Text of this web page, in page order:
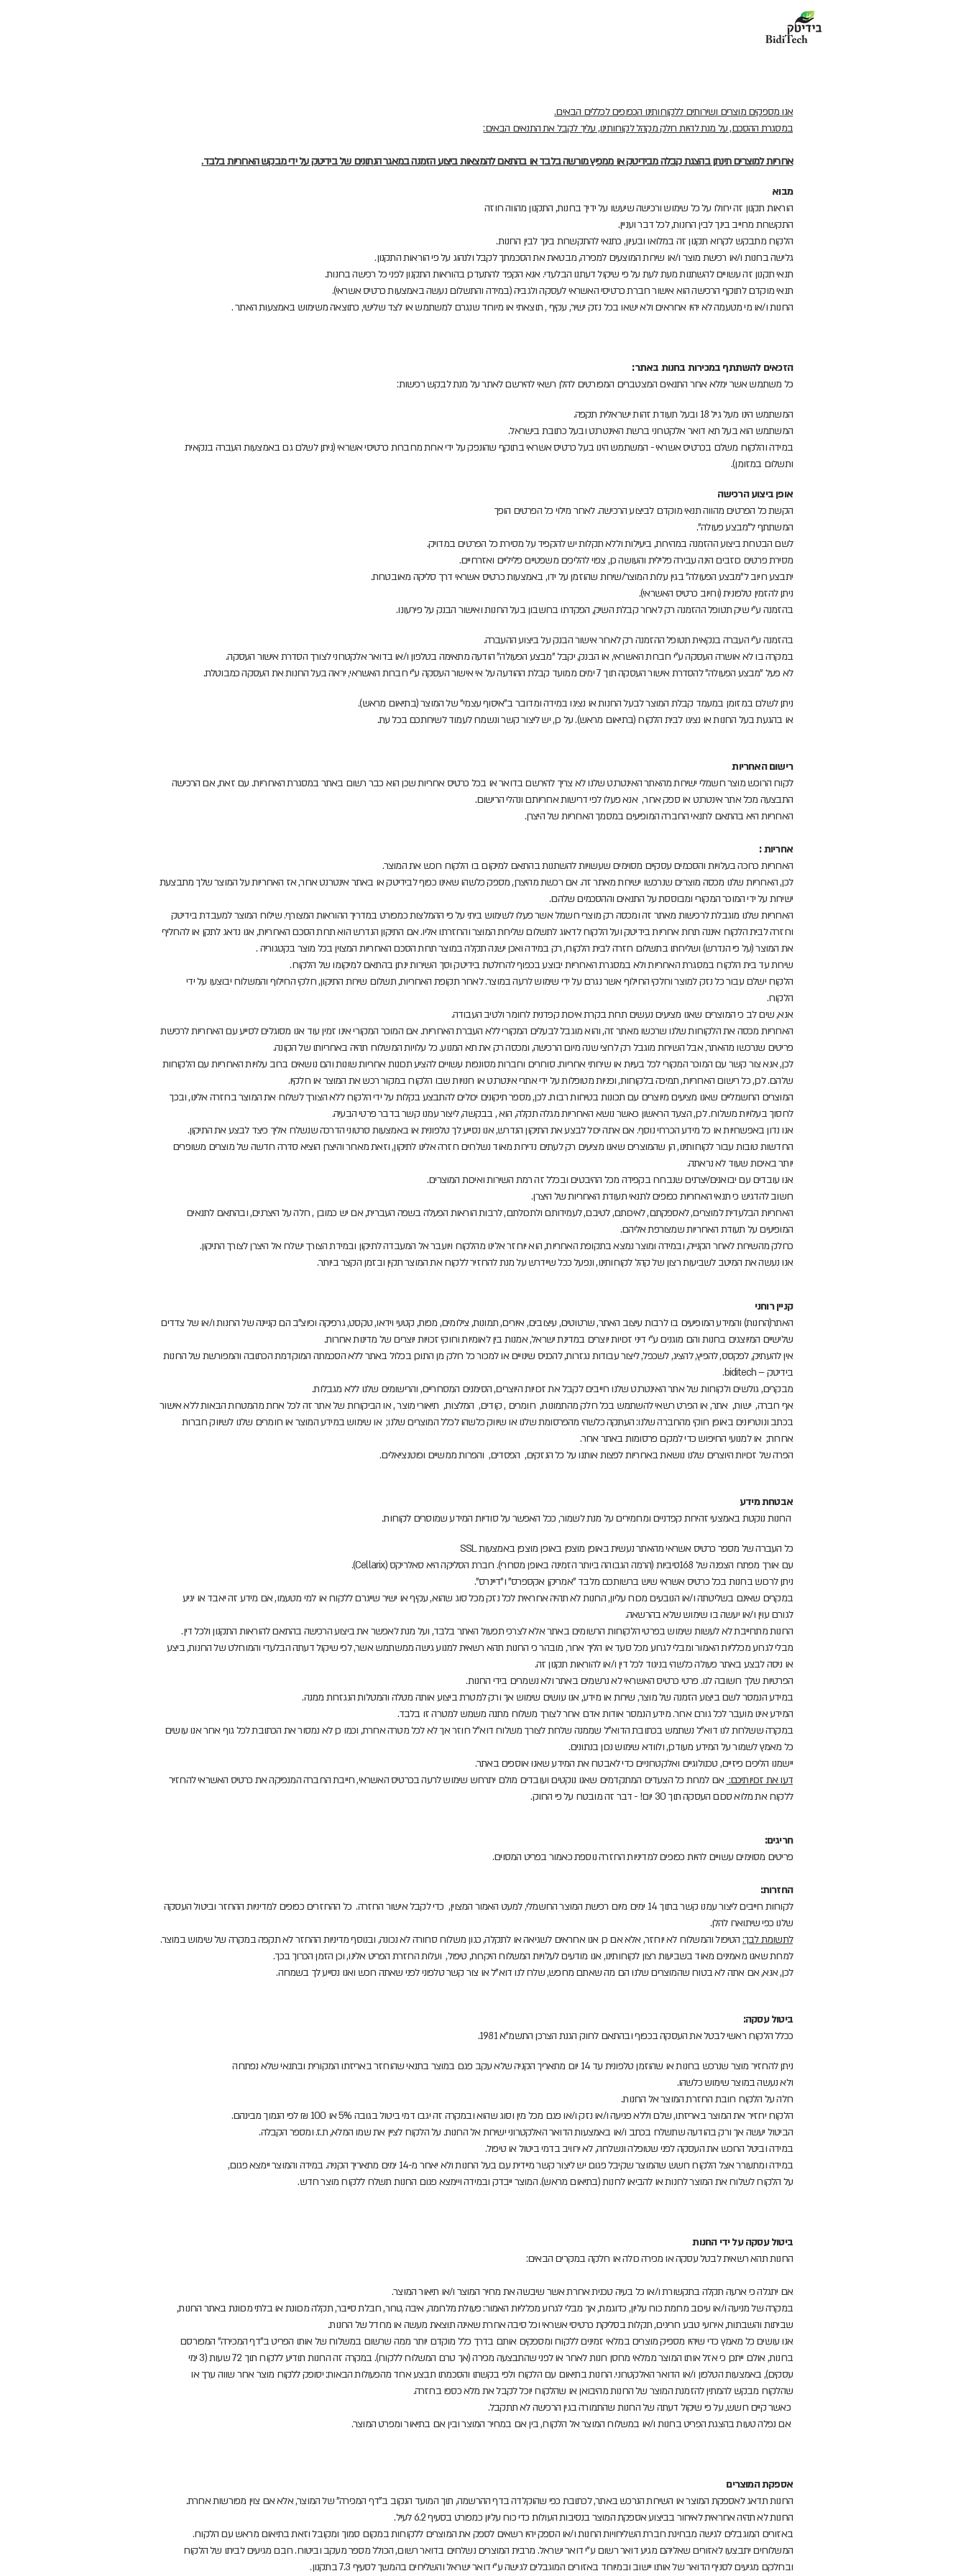
אנו מספקים מוצרים ושירותים ללקוחותינו הכפופים לכללים הבאים.
במסגרת ההסכם, על מנת להיות חלק מקהל לקוחותינו, עליך לקבל את התנאים הבאים:
אחריות למוצרים תינתן בהצגת קבלה מבידיטק או ממפיץ מורשה בלבד או בהתאם להמצאות ביצוע הזמנה במאגר הנתונים של בידיטק על ידי מבקש האחריות בלבד.
מבוא
הוראות תקנון זה יחולו על כל שימוש ורכישה שיעשו על ידיך בחנות, התקנון מהווה חוזה
התקשרות מחייב בינך לבין החנות, לכל דבר ועניין.
הלקוח מתבקש לקרוא תקנון זה במלואו ובעיון, כתנאי להתקשרות בינך לבין החנות.
גלישה בחנות ו/או רכישת מוצר ו/או שירות המוצעים למכירה, מבטאת את הסכמתך לקבל ולנהוג על פי הוראות התקנון.
תנאי תקנון זה עשויים להשתנות מעת לעת על פי שיקול דעתנו הבלעדי. אנא הקפד להתעדכן בהוראות התקנון לפני כל רכישה בחנות.
תנאי מוקדם לתוקף הרכישה הוא אישור חברת כרטיסי האשראי לעסקה ולגביה (במידה והתשלום נעשה באמצעות כרטיס אשראי).
החנות ו/או מי מטעמה לא יהיו אחראים ולא ישאו בכל נזק ישיר, עקיף , תוצאתי או מיוחד שנגרם למשתמש או לצד שלישי, כתוצאה משימוש באמצעות האתר .
הזכאים להשתתף במכירות בחנות באתר:
כל משתמש אשר ימלא אחר התנאים המצטברים המפורטים להלן רשאי להירשם לאתר על מנת לבקש רכישות:
המשתמש הינו מעל גיל 18 ובעל תעודת זהות ישראלית תקפה.
המשתמש הוא בעל תא דואר אלקטרוני ברשת האינטרנט ובעל כתובת בישראל.
במידה והלקוח משלם בכרטיס אשראי - המשתמש הינו בעל כרטיס אשראי בתוקף שהונפק על ידי אחת מחברות כרטיסי אשראי (ניתן לשלם גם באמצעות העברה בנקאית
ותשלום במזומן).
אופן ביצוע הרכישה
הקשת כל הפרטים מהווה תנאי מוקדם לביצוע הרכישה. לאחר מילוי כל הפרטים הופך
המשתתף ל"מבצע פעולה".
לשם הבטחת ביצוע ההזמנה במהירות, ביעילות וללא תקלות יש להקפיד על מסירת כל הפרטים במדויק.
מסירת פרטים כוזבים הינה עבירה פלילית והעושה כן, צפוי להליכים משפטיים פליליים ואזרחיים.
יתבצע חיוב ל"מבצע הפעולה" בגין עלות המוצר/שירות שהוזמן על ידו, באמצעות כרטיס אשראי דרך סליקה מאובטחת.
ניתן להזמין טלפונית (וחיוב כרטיס האשראי).
בהזמנה ע"י שיק תטופל ההזמנה רק לאחר קבלת השיק, הפקדתו בחשבון בעל החנות ואישור הבנק על פירעונו.
בהזמנה ע"י העברה בנקאית תטופל ההזמנה רק לאחר אישור הבנק על ביצוע ההעברה.
במקרה בו לא אושרה העסקה ע"י חברות האשראי, או הבנק, יקבל "מבצע הפעולה" הודעה מתאימה בטלפון ו/או בדואר אלקטרוני לצורך הסדרת אישור העסקה.
לא פעל "מבצע הפעולה" להסדרת אישור העסקה תוך 7 ימים ממועד קבלת ההודעה על אי אישור העסקה ע"י חברות האשראי, יראה בעל החנות את העסקה כמבוטלת.
ניתן לשלם במזומן במעמד קבלת המוצר לבעל החנות או נציגו במידה ומדובר ב"איסוף עצמי" של המוצר (בתיאום מראש).
או בהגעת בעל החנות או נציגו לבית הלקוח (בתיאום מראש). על כן, יש ליצור קשר ונשמח לעמוד לשירותכם בכל עת.
רישום האחריות
לקוח הרוכש מוצר חשמלי ישירות מהאתר האינטרנט שלנו לא צריך להירשם בדואר או בכל כרטיס אחריות שכן הוא כבר רשום באתר במסגרת האחריות. עם זאת, אם הרכישה
התבצעה מכל אתר אינטרנט או ספק אחר, אנא פעלו לפי דרישות אחריותם ונהלי הרישום.
האחריות היא בהתאם לתנאי החברה המופיעים במסמך האחריות של היצרן.
אחריות :
האחריות כרוכה בעלויות והסכמים עסקיים מסוימים שעשויות להשתנות בהתאם למיקום בו הלקוח רוכש את המוצר.
לכן, האחריות שלנו מכסה מוצרים שנרכשו ישירות מאתר זה. אם רכשת מהיצרן, מספק כלשהו שאינו כפוף לבידיטק או באתר אינטרנט אחר, אז האחריות על המוצר שלך מתבצעת
ישירות על ידי המוכר המקורי ומבוססת על התנאים וההסכמים שלהם.
האחריות שלנו מוגבלת לרכישות מאתר זה ומכסה רק מוצרי חשמל אשר פעלו לשימוש ביתי על פי ההמלצות כמפורט במדריך ההוראות המצורף. שילוח המוצר למעבדת בידיטק
וחזרה לבית הלקוח איננה תחת אחריות בידיטק ועל הלקוח לדאוג לתשלום שליחת המוצר והחזרתו אליו. אם התיקון הנדרש הוא תחת הסכם האחריות, אנו נדאג לתקן או להחליף
את המוצר (על פי הנדרש) ושליחתו בתשלום חזרה לבית הלקוח, רק במידה ואכן ישנה תקלה במוצר תחת הסכם האחריות המצוין בכל מוצר בקטגוריה .
שירות עד בית הלקוח במסגרת האחריות ולא במסגרת האחריות יבוצע בכפוף להחלטת בידיטק וסך השירות ינתן בהתאם למיקומו של הלקוח.
הלקוח ישלם עבור כל נזק למוצר וחלקי החילוף אשר נגרם על ידי שימוש לרעה במוצר. לאחר תקופת האחריות, תשלום שירות התיקון, חלקי החילוף והמשלוח יבוצעו על ידי
הלקוח.
אנא, שים לב כי המוצרים שאנו מציעים נעשים תחת בקרת איכות קפדנית לחומר ולטיב העבודה.
האחריות מכסה את הלקוחות שלנו שרכשו מאתר זה, והוא מוגבל לבעלים המקורי ללא העברת האחריות. אם המוכר המקורי אינו זמין עוד אנו מסוגלים לסייע עם האחריות לרכישת
פריטים שנרכשו מהאתר, אבל השירות מוגבל רק לחצי שנה מיום הרכישה, ומכסה רק את תא המנוע. כל עלויות המשלוח תהיה באחריותו של הקונה.
לכן, אנא צור קשר עם המוכר המקורי לכל בעיות או שירותי אחריות. סוחרים וחברות מסונפות עשויים להציע תכונות אחריות שונות והם נושאים ברוב עלויות האחריות עם הלקוחות
שלהם. לכן, כל רישום האחריות, תמיכה בלקוחות, ופניות מטופלות על ידי אתרי אינטרנט או חנויות שבו הלקוח במקור רכש את המוצר או חלקיו.
המוצרים החשמליים שאנו מציעים מיוצרים עם תכונות בטיחות רבות. לכן, מספר תיקונים יכולים להתבצע בקלות על ידי הלקוח ללא הצורך לשלוח את המוצר בחזרה אלינו, ובכך
לחסוך בעלויות משלוח. לכן, הצעד הראשון כאשר נושא האחריות מגלה תקלה, הוא , בבקשה, ליצור עמנו קשר בדבר פרטי הבעיה.
אנו נדון באפשרויות או כל מידע הכרחי נוסף. אם אתה יכול לבצע את התיקון הנדרש, אנו נסייע לך טלפונית או באמצעות סרטוני הדרכה שנשלח אליך כיצד לבצע את התיקון.
החדשות טובות עבור לקוחותינו, הן שהמוצרים שאנו מציעים רק לעתים נדירות מאוד נשלחים חזרה אלינו לתיקון, וזאת מאחר והיצרן הוציא סדרה חדשה של מוצרים משופרים
יותר באיכות שעוד לא נראתה.
אנו עובדים עם יבואנים/יצרנים שנבחרו בקפידה מכל ההיבטים ובכלל זה רמת השירות ואיכות המוצרים.
חשוב להדגיש כי תנאי האחריות כפופים לתנאי תעודת האחריות של היצרן.
האחריות הבלעדית למוצרים, לאספקתם, לאיכותם, לטיבם, לעמידותם ולתכולתם, לרבות הוראות הפעלה בשפה העברית, אם יש כמובן , חלה על היצרנים, ובהתאם לתנאים
המופיעים על תעודת האחריות שמצורפת אליהם.
כחלק מהשירות לאחר הקנייה, ובמידה ומוצר נמצא בתקופת האחריות, הוא יוחזר אלינו מהלקוח ויועבר אל המעבדה לתיקון ובמידת הצורך ישלח אל היצרן לצורך התיקון.
אנו נעשה את המיטב לשביעות רצון של קהל לקוחותינו, ונפעל ככל שיידרש על מנת להחזיר ללקוח את המוצר תקין ובזמן הקצר ביותר.
קניין רוחני
האתר(החנות) והמידע המופיעים בו לרבות עיצוב האתר, שרטוטים, עיצובים, איורים, תמונות, צילומים, מפות, קטעי וידאו, טקסט, גרפיקה וכיוצ"ב הם קניינה של החנות ו/או של צדדים
שלישיים המיוצגים בחנות והם מוגנים ע"י דיני זכויות יוצרים במדינת ישראל, אמנות בין לאומיות וחוקי זכויות יוצרים של מדינות אחרות.
אין להעתיק, לפקסס, להפיץ, להציג, לשכפל, ליצור עבודות נגזרות, להכניס שינויים או למכור כל חלק מן התוכן בכלול באתר ללא הסכמתה המוקדמת הכתובה והמפורשת של החנות
בידיטק – biditech.
מבקרים, גולשים ולקוחות של אתר האינטרנט שלנו חייבים לקבל את זכויות היוצרים, הסימנים המסחריים, והרישומים שלנו ללא מגבלות.
אף חברה, ישות, אתר, או הפרט רשאי להשתמש בכל חלק מהתמונות, חומרים , קודים, המלצות, תיאורי מוצר , או הביקורות של אתר זה לכל אחת מהמטרות הבאות ללא אישור
בכתב ונוטריונים באופן חוקי מהחברה שלנו: העתקה כלשהי מהפרסומת שלנו או שיווק כלשהו לכלל המוצרים שלנו; או שימוש במידע המוצר או חומרים שלנו לשיווק חברות
אחרות; או למנועי החיפוש כדי למקם פרסומות באתר אחר.
הפרה של זכויות היוצרים שלנו נושאת באחריות לפצות אותנו על כל הנזקים, הפסדים, והפרות ממשיים ופוטנציאלים.
אבטחת מידע
החנות נוקטת באמצעי זהירות קפדניים ומחמירים על מנת לשמור, ככל האפשר על סודיות המידע שמוסרים לקוחות.
כל העברה של מספר כרטיס אשראי מהאתר נעשית באופן מוצפן באופן מוצפן באמצעות SSL
עם אורך מפתח הצפנה של 168סיביות (הרמה הגבוהה ביותר הזמינה באופן מסחרי). חברת הסליקה היא סאלריקס (Cellarix).
ניתן לרכוש בחנות בכל כרטיס אשראי שיש ברשותכם מלבד "אמריקן אקספרס" ו"דיינרס".
במקרים שאינם בשליטתה ו/או הנובעים מכוח עליון, החנות לא תהיה אחראית לכל נזק מכל סוג שהוא, עקיף או ישיר שייגרם ללקוח או למי מטעמו, אם מידע זה יאבד או יגיע
לגורם עוין ו/או יעשה בו שימוש שלא בהרשאה.
החנות מתחייבת לא לעשות שימוש בפרטי הלקוחות הרשומים באתר אלא לצרכי תפעול האתר בלבד, ועל מנת לאפשר את ביצוע הרכישה בהתאם להוראות התקנון ולכל דין.
מבלי לגרוע מכלליות האמור ומבלי לגרוע מכל סעד או הליך אחר, מובהר כי החנות תהא רשאית למנוע גישה ממשתמש אשר, לפי שיקול דעתה הבלעדי והמוחלט של החנות, ביצע
או ניסה לבצע באתר פעולה כלשהי בניגוד לכל דין ו/או להוראות תקנון זה.
הפרטיות שלך חשובה לנו. פרטי כרטיס האשראי לא נרשמים באתר ולא נשמרים בידי החנות.
במידע הנמסר לשם ביצוע הזמנה של מוצר, שירות או מידע, אנו עושים שימוש אך ורק למטרת ביצוע אותה מטלה והמטלות הנגזרות ממנה.
המידע אינו מועבר לכל גורם אחר. מידע הנמסר אודות אדם אחר לצורך משלוח מתנה משמש למטרה זו בלבד.
במקרה ששלחת לנו דוא"ל נשתמש בכתובת הדוא"ל שממנה שלחת לצורך משלוח דוא"ל חוזר אך לא לכל מטרה אחרת, וכמו כן לא נמסור את הכתובת לכל גוף אחר אנו עושים
כל מאמץ לשמור על המידע מעודכן, ולוודא שימוש נכון בנתונים.
יישמנו הליכים פיזיים, טכנולוגיים ואלקטרוניים כדי לאבטח את המידע שאנו אוספים באתר.
דעו את זכויותיכם: אם למרות כל הצעדים המתקדמים שאנו נוקטים ועובדים מולם יתרחש שימוש לרעה בכרטיס האשראי, חייבת החברה המנפיקה את כרטיס האשראי להחזיר
ללקוח את מלוא סכום העסקה תוך 30 יום! - דבר זה מובטח על פי החוק.
חריגים:
פריטים מסוימים עשויים להיות כפופים למדיניות החזרה נוספת כאמור בפריט המסוים.
החזרות:
לקוחות חייבים ליצור עמנו קשר בתוך 14 ימים מיום רכישת המוצר החשמלי, למעט האמור המצוין, כדי לקבל אישור החזרה. כל ההחזרים כפופים למדיניות ההחזר וביטול העסקה
שלנו כפי שיתוארו להלן.
לתשומת לבך: הטיפול והמשלוח לא יוחזר, אלא אם כן אנו אחראים לשגיאה או לתקלה, כגון משלוח סחורה לא נכונה, ובנוסף מדיניות ההחזר לא תקפה במקרה של שימוש במוצר.
למרות שאנו מאמינים מאוד בשביעות רצון לקוחותינו, אנו מודעים לעלויות המשלוח היקרות, טיפול, ועלות החזרת הפריט אלינו, וכן הזמן הכרוך בכך.
לכן, אנא, אם אתה לא בטוח שהמוצרים שלנו הם מה שאתם מחפש, שלח לנו דוא"ל או צור קשר טלפוני לפני שאתה רוכש ואנו נסייע לך בשמחה.
ביטול עסקה:
ככלל הלקוח ראשי לבטל את העסקה בכפוף ובהתאם לחוק הגנת הצרכן התשמ"א 1981.
ניתן להחזיר מוצר שנרכש בחנות או שהוזמן טלפונית עד 14 יום מתאריך הקניה שלא עקב פגם במוצר בתנאי שהוחזר באריזתו המקורית ובתנאי שלא נפתחה
ולא נעשה במוצר שימוש כלשהו.
חלה על הלקוח חובת החזרת המוצר אל החנות.
הלקוח יחזיר את המוצר באריזתו, שלם וללא פגיעה ו/או נזק ו/או פגם מכל מין וסוג שהוא ובמקרה זה יגבו דמי ביטול בגובה 5% או 100 ₪ לפי הנמוך מבינהם.
הביטול יעשה אך ורק בהודעה שתשלח בכתב ו/או באמצעות הדואר האלקטרוני ישירות אל החנות. על הלקוח לציין את שמו המלא, ת.ז. ומספר הקבלה.
במידה וביטל הרוכש את העסקה לפני שטופלה ונשלחה, לא יחויב בדמי ביטול או טיפול.
במידה ומתעורר אצל הלקוח חשש שהמוצר שקיבל פגום יש ליצור קשר מיידית עם בעל החנות ולא יאחר מ-14 ימים מתאריך הקניה. במידה והמוצר יימצא פגום,
על הלקוח לשלוח את המוצר לחנות או להביאו לחנות (בתיאום מראש). המוצר ייבדק ובמידה ויימצא פגום החנות תשלח ללקוח מוצר חדש.
ביטול עסקה על ידי החנות
החנות תהא רשאית לבטל עסקה או מכירה כולה או חלקה במקרים הבאים:
אם יתגלה כי ארעה תקלה בתקשורת ו/או כל בעיה טכנית אחרת אשר שיבשה את מחיר המוצר ו/או תיאור המוצר.
במקרה של מניעה ו/או עיכוב מחמת כוח עליון, כדוגמת, אך מבלי לגרוע מכלליות האמור: פעולת מלחמה, איבה ,טרור, חבלת סייבר, תקלה מכוונת או בלתי מכוונת באתר החנות,
שביתות והשבתות, אירועי טבע חריגים, תקלות בסליקת כרטיסי אשראי וכל סיבה אחרת שאינה תוצאת מעשה או מחדל של החנות.
אנו עושים כל מאמץ כדי שיהיו מספיק מוצרים במלאי זמינים ללקוח ומספקים אותם בדרך כלל מוקדם יותר ממה שרשום במשלוח של אותו הפריט ב"דף המכירה" המפורסם
בחנות, אולם ייתכן כי אזל אותו המוצר ממלאי מחסן חנות לאחר או לפני שהתבצעה מכירה (אך טרם המשלוח ללקוח). במקרה זה החנות תודיע ללקוח תוך 72 שעות (3 ימי
עסקים), באמצעות הטלפון ו/או הדואר האלקטרוני. החנות בתיאום עם הלקוח ולפי בקשתו והסכמתו תבצע אחד מהפעולות הבאות: יסופק ללקוח מוצר אחר שווה ערך או
שהלקוח מבקש להמתין להזמנת המוצר של החנות מהיבואן או שהלקוח יוכל לקבל את מלא כספו בחזרה.
כאשר קיים חשש, על פי שיקול דעתה של החנות שהתמורה בגין הרכישה לא תתקבל.
אם נפלה טעות בהצגת הפריט בחנות ו/או במשלוח המוצר אל הלקוח, בין אם במחיר המוצר ובין אם בתיאור ומפרט המוצר.
אספקת המוצרים
החנות תדאג לאספקת המוצר או השירות הנרכש באתר, לכתובת כפי שהוקלדה בדף ההרשמה, תוך המועד הנקוב ב"דף המכירה" של המוצר, אלא אם צוין מפורשות אחרת.
החנות לא תהיה אחראית לאיחור בביצוע אספקת המוצר בנסיבות העולות כדי כוח עליון כמפורט בסעיף 6.2 לעיל.
באזורים המוגבלים לגישה מבחינת חברת השליחויות החנות ו/או הספק יהיו רשאים לספק את המוצרים ללקוחות במקום סמוך ומקובל וזאת בתיאום מראש עם הלקוח.
המשלוחים יתבצעו לאזורים שאליהם מגיע דואר רשום ע"י דואר ישראל. מרבית המוצרים נשלחים בדואר רשום, הכולל מספר מעקב וביטוח. רובם מגיעים לביתו של הלקוח
ובחלקם מגיעים לסניף הדואר של אותו יישוב ובמיוחד באזורים המוגבלים לגישה ע"י דואר ישראל והשליחים בהמשך לסעיף 7.3 בתקנון.